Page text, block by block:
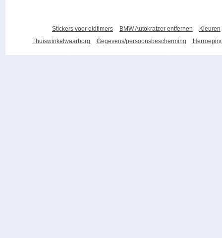
Stickers voor oldtimers BMW Autokratzer entfernen
Kleuren
Thuiswinkelwaarborg
Gegevens/persoonsbescherming